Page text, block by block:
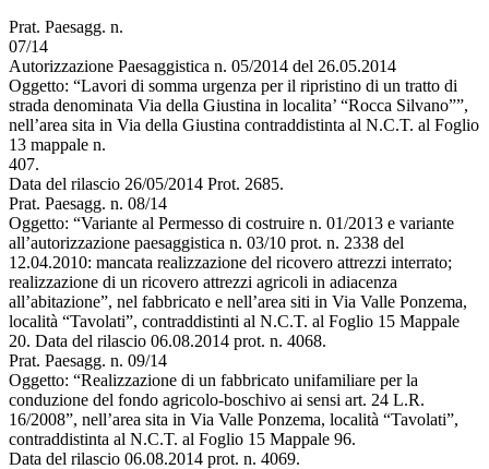
Prat. Paesagg. n.
07/14
Autorizzazione Paesaggistica n. 05/2014 del 26.05.2014
Oggetto: “Lavori di somma urgenza per il ripristino di un tratto di
strada denominata Via della Giustina in localita’ “Rocca Silvano””,
nell’area sita in Via della Giustina contraddistinta al N.C.T. al Foglio
13 mappale n.
407.
Data del rilascio 26/05/2014 Prot. 2685.
Prat. Paesagg. n. 08/14
Oggetto: “Variante al Permesso di costruire n. 01/2013 e variante
all’autorizzazione paesaggistica n. 03/10 prot. n. 2338 del
12.04.2010: mancata realizzazione del ricovero attrezzi interrato;
realizzazione di un ricovero attrezzi agricoli in adiacenza
all’abitazione”, nel fabbricato e nell’area siti in Via Valle Ponzema,
località “Tavolati”, contraddistinti al N.C.T. al Foglio 15 Mappale
20. Data del rilascio 06.08.2014 prot. n. 4068.
Prat. Paesagg. n. 09/14
Oggetto: “Realizzazione di un fabbricato unifamiliare per la
conduzione del fondo agricolo-boschivo ai sensi art. 24 L.R.
16/2008”, nell’area sita in Via Valle Ponzema, località “Tavolati”,
contraddistinta al N.C.T. al Foglio 15 Mappale 96.
Data del rilascio 06.08.2014 prot. n. 4069.